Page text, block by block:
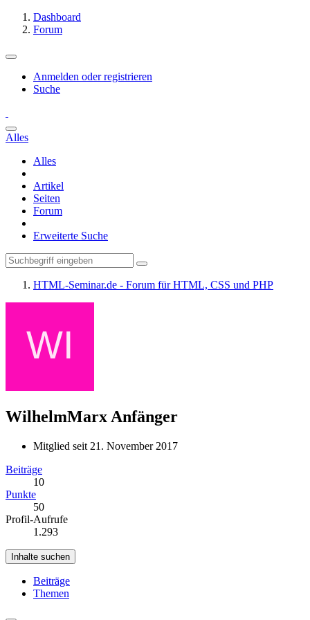
Dashboard
Forum
Anmelden oder registrieren
Suche
Alles
Alles
Artikel
Seiten
Forum
Erweiterte Suche
HTML-Seminar.de - Forum für HTML, CSS und PHP
WilhelmMarx Anfänger
Mitglied seit 21. November 2017
Beiträge
10
Punkte
50
Profil-Aufrufe
1.293
Inhalte suchen
Beiträge
Themen